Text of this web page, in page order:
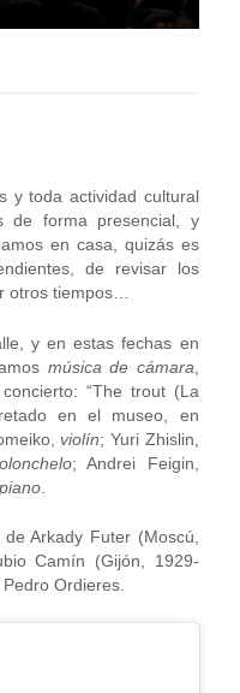
y toda actividad cultural
de forma presencial, y
en casa, quizás es
de revisar los
otros tiempos…
y en estas fechas en
música de cámara
“The trout (La
en el museo, en
violín; Yuri Zhislin,
; Andrei Feigin,
piano
Arkady Futer (Moscú,
Camín (Gijón, 1929-
Ordieres.